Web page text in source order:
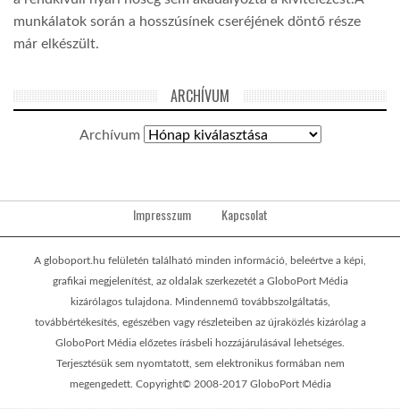
munkálatok során a hosszúsínek cseréjének döntő része
már elkészült.
ARCHÍVUM
Archívum
Impresszum Kapcsolat
A globoport.hu felületén található minden információ, beleértve a képi,
grafikai megjelenítést, az oldalak szerkezetét a GloboPort Média
kizárólagos tulajdona. Mindennemű továbbszolgáltatás,
továbbértékesítés, egészében vagy részleteiben az újraközlés kizárólag a
GloboPort Média előzetes írásbeli hozzájárulásával lehetséges.
Terjesztésük sem nyomtatott, sem elektronikus formában nem
megengedett. Copyright© 2008-2017 GloboPort Média